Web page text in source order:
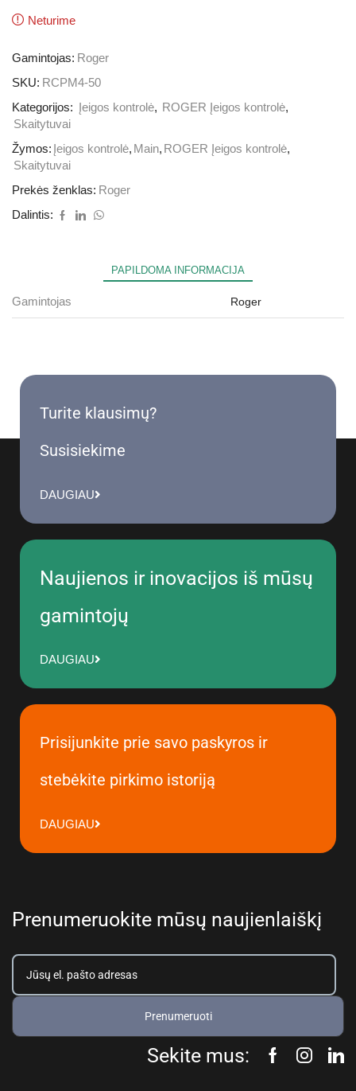
Neturime
Gamintojas: Roger
SKU: RCPM4-50
Kategorijos:
Įeigos kontrolė, ROGER Įeigos kontrolė,
Skaitytuvai
Žymos: Įeigos kontrolė, Main, ROGER Įeigos kontrolė,
Skaitytuvai
Prekės ženklas: Roger
Dalintis:
PAPILDOMA INFORMACIJA
Gamintojas Roger
Turite klausimų?
Susisiekime
DAUGIAU
Naujienos ir inovacijos iš mūsų
gamintojų
DAUGIAU
Prisijunkite prie savo paskyros ir
stebėkite pirkimo istoriją
DAUGIAU
Prenumeruokite mūsų naujienlaiškį
Prenumeruoti
Sekite mus: